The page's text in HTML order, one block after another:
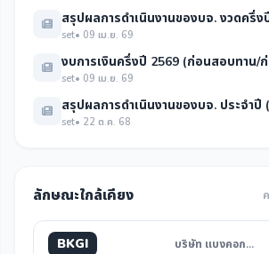
สรุปผลการดำเนินงานของบจ. งวดครึ่ง
set• 09 เม.ย. 69
งบการเงินครึ่งปี 2569 (ก่อนสอบทาน/
set• 09 เม.ย. 69
สรุปผลการดำเนินงานของบจ. ประจำปี
set• 22 ต.ค. 68
ลักษณะใกล้เคียง
BKGI บริษัท แบงคอก…